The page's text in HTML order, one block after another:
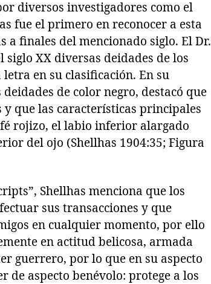
diversos investigadores como el
fue el primero en reconocer a esta
a finales del mencionado siglo. El Dr.
XX diversas deidades de los
en su clasificación. En su
de color negro, destacó que
y que las características principales
rojizo, el labio inferior alargado
del ojo (Shellhas 1904:35; Figura
Shellhas menciona que los
sus transacciones y que
en cualquier momento, por ello
en actitud belicosa, armada
guerrero, por lo que en su aspecto
de aspecto benévolo: protege a los